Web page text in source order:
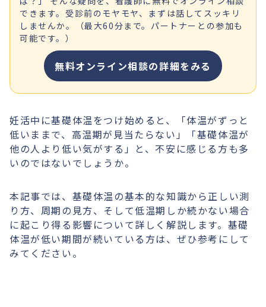
できます。受診前のモヤモヤ、まずは話してスッキリ
しませんか。（最大60分まで。パートナーとの参加も
可能です。）
無料オンライン相談の詳細をみる
妊活中に基礎体温をつけ始めると、「体温がずっと
低いままで、高温期が見当たらない」「基礎体温が
他の人より低い気がする」と、不安に感じる方も多
いのではないでしょうか。
本記事では、基礎体温の基本的な知識から正しい測
り方、周期の見方、そして低温期しか続かない場合
に起こり得る影響について詳しく解説します。基礎
体温が低い期間が続いている方は、ぜひ参考にして
みてください。